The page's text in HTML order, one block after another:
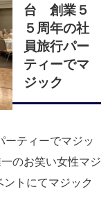
台 創業５
５周年の社
員旅行パー
ティーでマ
ジック
ティーでマジッ
のお笑い女性マジ
トにてマジック